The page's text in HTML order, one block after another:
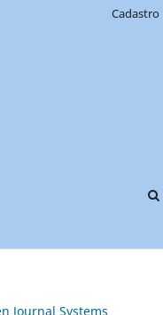
Cadastro
Journal Systems